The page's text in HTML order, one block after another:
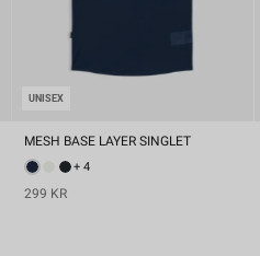
UNISEX
MESH BASE LAYER SINGLET
+ 4
299 KR